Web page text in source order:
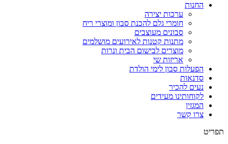
החנות
ערכות יצירה
חומרי גלם להכנת סבון ומוצרי ריח
סבונים מעוצבים
מתנות קטנות לאירועים מושלמים
מוצרים לבישום הבית ונרות
אריזות שי
הפעלות סבון לימי הולדת
סדנאות
נעים להכיר
לקוחותינו מעידים
המגזין
צרו קשר
תפריט